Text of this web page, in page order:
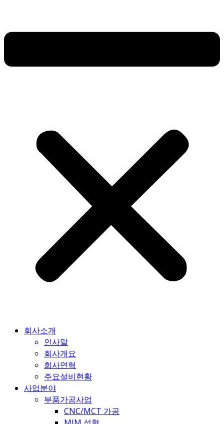
회사소개
인사말
회사개요
회사연혁
주요설비현황
사업분야
부품가공사업
CNC/MCT 가공